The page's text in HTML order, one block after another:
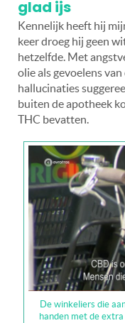
glad ijs
Kennelijk heeft hij
keer droeg hij geen
hetzelfde. Met
olie als gevoelens
hallucinaties
buiten de apotheek
THC bevatten.
De winkeliers die
handen met de